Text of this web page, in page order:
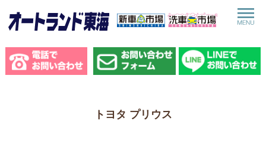
toggle
トヨタ プリウス